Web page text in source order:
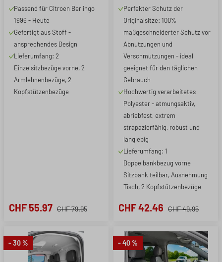
Sitzbezüge
Transporter/Van anthrazit
Passend für Citroen Berlingo
1996 - Heute
Gefertigt aus Stoff -
ansprechendes Design
Lieferumfang: 2
Einzelsitzbezüge vorne, 2
Armlehnenbezüge, 2
Kopfstützenbezüge
CHF 55.97 CHF 79.95
Doppelbankbezug
Perfekter Schutz der
Originalsitze: 100%
maßgeschneiderter Schutz vor
Abnutzungen und
Verschmutzungen - ideal
geeignet für den täglichen
Gebrauch
Hochwertig verarbeitetes
Polyester - atmungsaktiv,
abriebfest, extrem
strapazierfähig, robust und
langlebig
Lieferumfang: 1
Doppelbankbezug vorne
Sitzbank teilbar, Ausnehmung
Tisch, 2 Kopfstützenbezüge
CHF 42.46 CHF 49.95
- 30 % - 40 %